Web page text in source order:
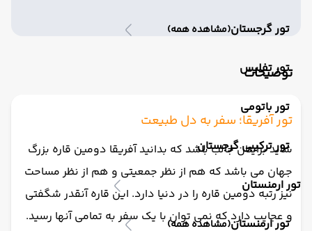
تور گرجستان(مشاهده همه)
تور تفلیس
تور باتومی
تور ترکیبی گرجستان
تور ارمنستان
تور ارمنستان(مشاهده همه)
توضیحات
تور آفریقا؛ سفر به دل طبیعت
شاید برایتان جالب باشد که بدانید آفریقا دومین قاره بزرگ
جهان می باشد که هم از نظر جمعیتی و هم از نظر مساحت
نیز رتبه دومین قاره را در دنیا دارد. این قاره آنقدر شگفتی
و عجایب دارد که نمی توان با یک سفر به تمامی آنها رسید.